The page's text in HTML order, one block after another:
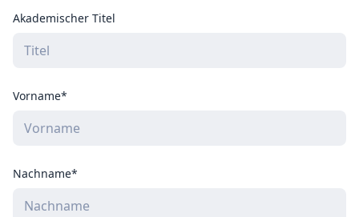
Akademischer Titel
Vorname*
Nachname*